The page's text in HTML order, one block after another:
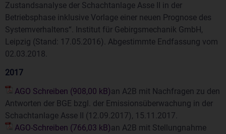
Zustandsanalyse der Schachtanlage Asse II in der
Betriebsphase inklusive Vorlage einer neuen Prognose des
Systemverhaltens“. Institut für Gebirgsmechanik GmbH,
Leipzig (Stand: 17.05.2016). Abgestimmte Endfassung vom
02.03.2018.
2017
AGO Schreiben
an A2B mit Nachfragen zu den
Antworten der BGE bzgl. der Emissionsüberwachung in der
Schachtanlage Asse II (12.09.2017), 15.11.2017.
AGO-Schreiben
an A2B mit Stellungnahme